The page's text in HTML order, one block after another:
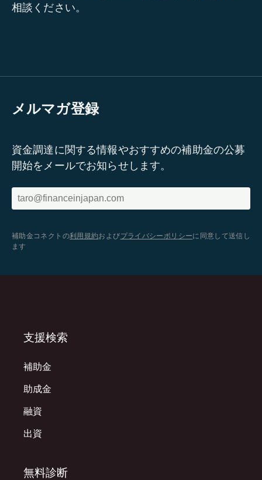
相談ください。
メルマガ登録
資金調達に関する情報やおすすめの補助金の公募
開始をメールでお知らせします。
補助金コネクトの利用規約およびプライバシーポリシーに同意して送信し
ます
支援検索
補助金
助成金
融資
出資
無料診断